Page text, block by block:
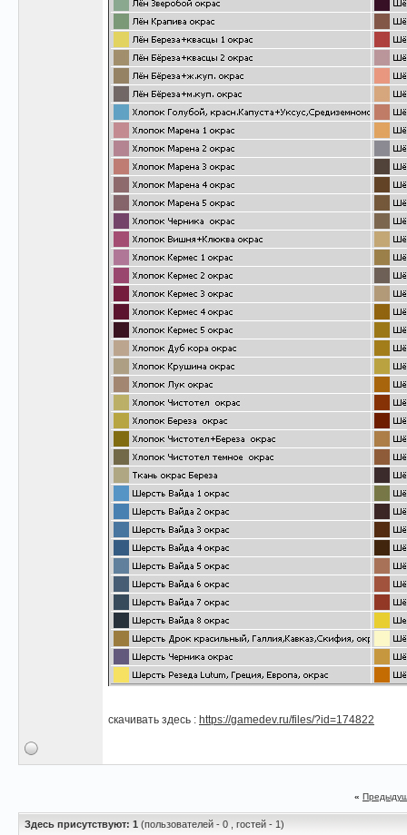
скачивать здесь : https://gamedev.ru/files/?id=174822
«
Здесь присутствуют: 1 (пользователей - 0 , гостей - 1)